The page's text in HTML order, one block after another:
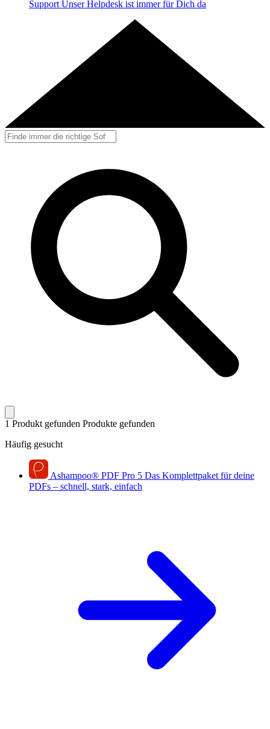
Support Unser Helpdesk ist immer für Dich da
1 Produkt gefunden Produkte gefunden
Häufig gesucht
Ashampoo® PDF Pro 5 Das Komplettpaket für deine
PDFs – schnell, stark, einfach